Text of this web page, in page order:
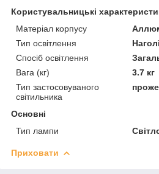
Користувальницькі
Матеріал корпусу
Тип освітлення
Спосіб освітлення
Вага (кг)
3.7 кг
Тип застосовуваного
світильника
Основні
Тип лампи
Приховати